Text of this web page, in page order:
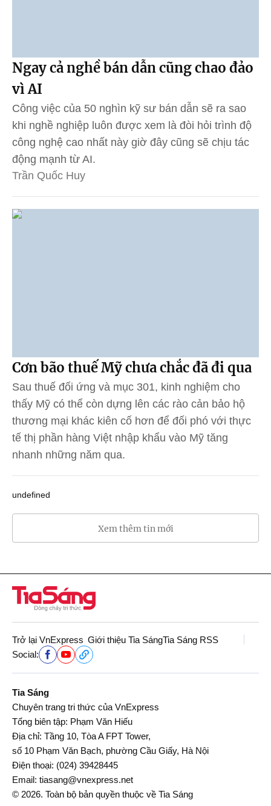
Ngay cả nghề bán dẫn cũng chao đảo
vì AI
Công việc của 50 nghìn kỹ sư bán dẫn sẽ ra sao
khi nghề nghiệp luôn được xem là đòi hỏi trình độ
công nghệ cao nhất này giờ đây cũng sẽ chịu tác
động mạnh từ AI.
Trần Quốc Huy
Cơn bão thuế Mỹ chưa chắc đã đi qua
Sau thuế đối ứng và mục 301, kinh nghiệm cho
thấy Mỹ có thể còn dựng lên các rào cản bảo hộ
thương mại khác kiên cố hơn để đối phó với thực
tế thị phần hàng Việt nhập khẩu vào Mỹ tăng
nhanh những năm qua.
undefined
Xem thêm tin mới
Trở lại VnExpress Giới thiệu Tia SángTia Sáng RSS
Social:
Tia Sáng
Chuyên trang tri thức của VnExpress
Tổng biên tập: Phạm Văn Hiếu
Địa chỉ: Tầng 10, Tòa A FPT Tower,
số 10 Phạm Văn Bạch, phường Cầu Giấy, Hà Nội
Điện thoại: (024) 39428445
Email: tiasang@vnexpress.net
© 2026. Toàn bộ bản quyền thuộc về Tia Sáng